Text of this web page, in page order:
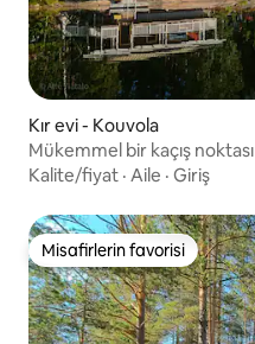
Kır evi - Kouvola
Mükemmel bir kaçış noktası
Kalite/fiyat · Aile · Giriş
Misafirlerin favorisi
Misafirlerin favorisi